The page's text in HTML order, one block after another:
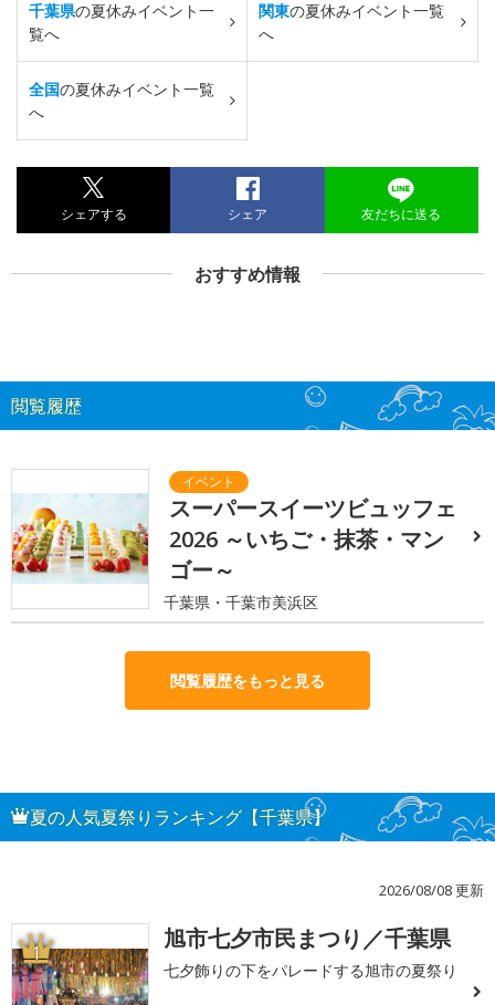
千葉県の夏休みイベント一
覧へ
関東の夏休みイベント一覧
へ
全国の夏休みイベント一覧
へ
シェアする シェア 友だちに送る
おすすめ情報
閲覧履歴
スーパースイーツビュッフェ
2026 ～いちご・抹茶・マン
ゴー～
千葉県・千葉市美浜区
閲覧履歴をもっと見る
夏の人気夏祭りランキング【千葉県】
2026/08/08 更新
1 旭市七夕市民まつり／千葉県
七夕飾りの下をパレードする旭市の夏祭り